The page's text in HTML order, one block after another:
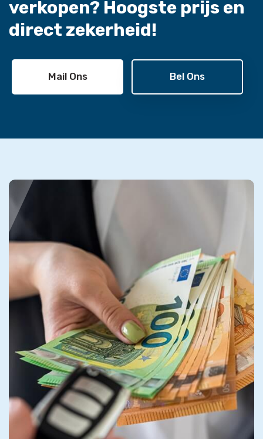
verkopen? Hoogste prijs en
direct zekerheid!
Mail Ons Bel Ons